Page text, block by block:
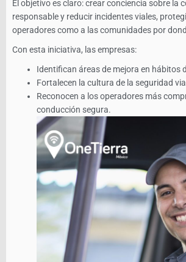
El objetivo es claro: crear conciencia sobre la
responsable y reducir incidentes viales,
operadores como a las comunidades por
Con esta iniciativa, las empresas:
Identifican áreas de mejora en hábitos
Fortalecen la cultura de la seguridad
Reconocen a los operadores más
conducción segura.